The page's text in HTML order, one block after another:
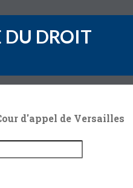
DROIT
d'appel de Versailles